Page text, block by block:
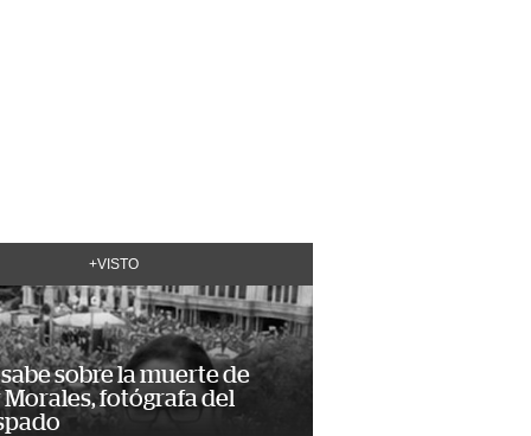
+VISTO
sobre la muerte de
fotógrafa del